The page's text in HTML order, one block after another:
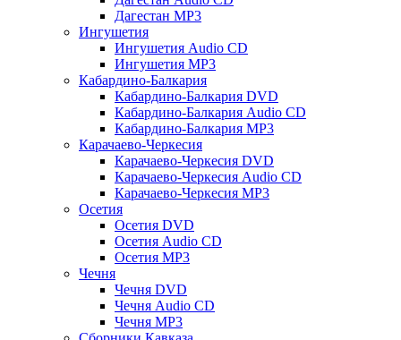
Дагестан MP3
Ингушетия
Ингушетия Audio CD
Ингушетия MP3
Кабардино-Балкария
Кабардино-Балкария DVD
Кабардино-Балкария Audio CD
Кабардино-Балкария MP3
Карачаево-Черкесия
Карачаево-Черкесия DVD
Карачаево-Черкесия Audio CD
Карачаево-Черкесия MP3
Осетия
Осетия DVD
Осетия Audio CD
Осетия MP3
Чечня
Чечня DVD
Чечня Audio CD
Чечня MP3